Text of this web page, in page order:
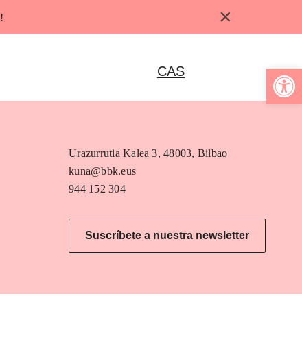
Abrir
! ×
CAS
Urazurrutia Kalea 3, 48003, Bilbao
kuna@bbk.eus
944 152 304
Suscríbete a nuestra newsletter